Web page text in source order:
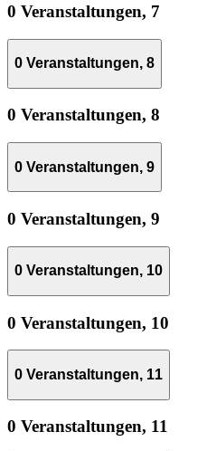
0 Veranstaltungen, 7
0 Veranstaltungen, 8
0 Veranstaltungen, 8
0 Veranstaltungen, 9
0 Veranstaltungen, 9
0 Veranstaltungen, 10
0 Veranstaltungen, 10
0 Veranstaltungen, 11
0 Veranstaltungen, 11